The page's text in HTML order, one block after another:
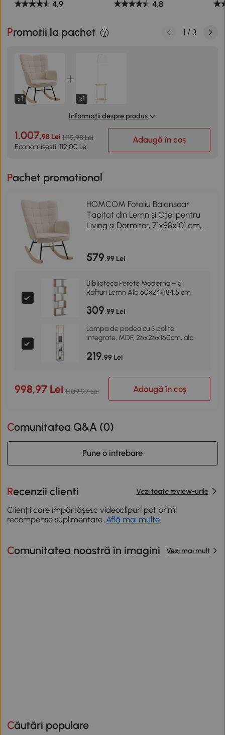
4.9 4.8
Promotii la pachet
x1
x1
Informații despre produs
1.007,98 Lei 1.119,98 Lei
Economisesti: 112,00 Lei
Adaugă în coș
1 / 3
Pachet promotional
HOMCOM Fotoliu Balansoar
Tapițat din Lemn și Oțel pentru
Living și Dormitor, 71x98x101 cm,
579,99 Lei
Biblioteca Perete Moderna – 5
Rafturi Lemn Alb 60×24×184,5 cm
309,99 Lei
Lampa de podea cu 3 polite
integrate, MDF, 26x26x160cm, alb
219,99 Lei
998,97 Lei 1.109,97 Lei Adaugă în coș
Comunitatea Q&A (0)
Pune o intrebare
Recenzii clienti Vezi toate review-urile
Clienții care împărtășesc videoclipuri pot primi
recompense suplimentare. Află mai multe.
Comunitatea noastră în imagini Vezi mai mult
Căutări populare